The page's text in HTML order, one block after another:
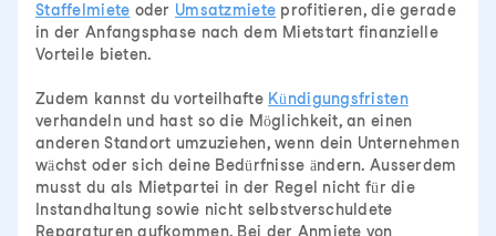
Staffelmiete oder Umsatzmiete profitieren, die gerade
in der Anfangsphase nach dem Mietstart finanzielle
Vorteile bieten.
Zudem kannst du vorteilhafte Kündigungsfristen
verhandeln und hast so die Möglichkeit, an einen
anderen Standort umzuziehen, wenn dein Unternehmen
wächst oder sich deine Bedürfnisse ändern. Ausserdem
musst du als Mietpartei in der Regel nicht für die
Instandhaltung sowie nicht selbstverschuldete
Reparaturen aufkommen. Bei der Anmiete von